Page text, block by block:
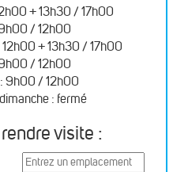
+ 13h30 / 17h00
/ 12h00
+ 13h30 / 17h00
/ 12h00
9h00 / 12h00
: fermé
visite :